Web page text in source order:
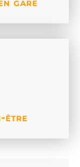
être